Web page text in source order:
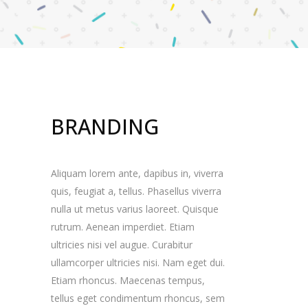
BRANDING
Aliquam lorem ante, dapibus in, viverra
quis, feugiat a, tellus. Phasellus viverra
nulla ut metus varius laoreet. Quisque
rutrum. Aenean imperdiet. Etiam
ultricies nisi vel augue. Curabitur
ullamcorper ultricies nisi. Nam eget dui.
Etiam rhoncus. Maecenas tempus,
tellus eget condimentum rhoncus, sem